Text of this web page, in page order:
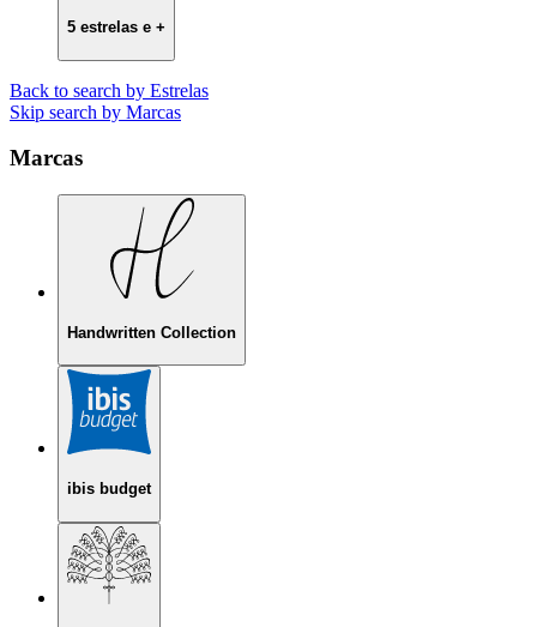
5 estrelas e +
Back to search by Estrelas
Skip search by Marcas
Marcas
Handwritten Collection
ibis budget